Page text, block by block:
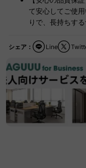
て安心してご使
りで、長持ちす
シェア： Line